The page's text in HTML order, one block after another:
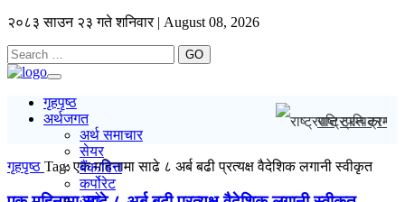
२०८३ साउन २३ गते शनिवार | August 08, 2026
GO
Toggle
navigation
गृहपृष्ठ
अर्थजगत
अर्थ समाचार
सेयर
बैंक/वित्त
कर्पोरेट
राष्ट्रपति
गृहपृष्ठ Tag:एक महिनामा साढे ८ अर्ब बढी प्रत्यक्ष वैदेशिक लगानी स्वीकृत